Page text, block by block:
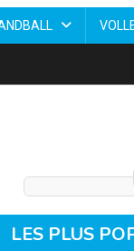
LES PLUS